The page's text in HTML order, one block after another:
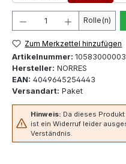
Produkt Anzahl: Gib
Rolle(n)
Zum Merkzettel hinzufügen
Artikelnummer:
Hersteller: NORRES
EAN: 4049645254443
Versandart: Paket
Hinweis: Da dieses
ist ein Widerruf leider
Verständnis.